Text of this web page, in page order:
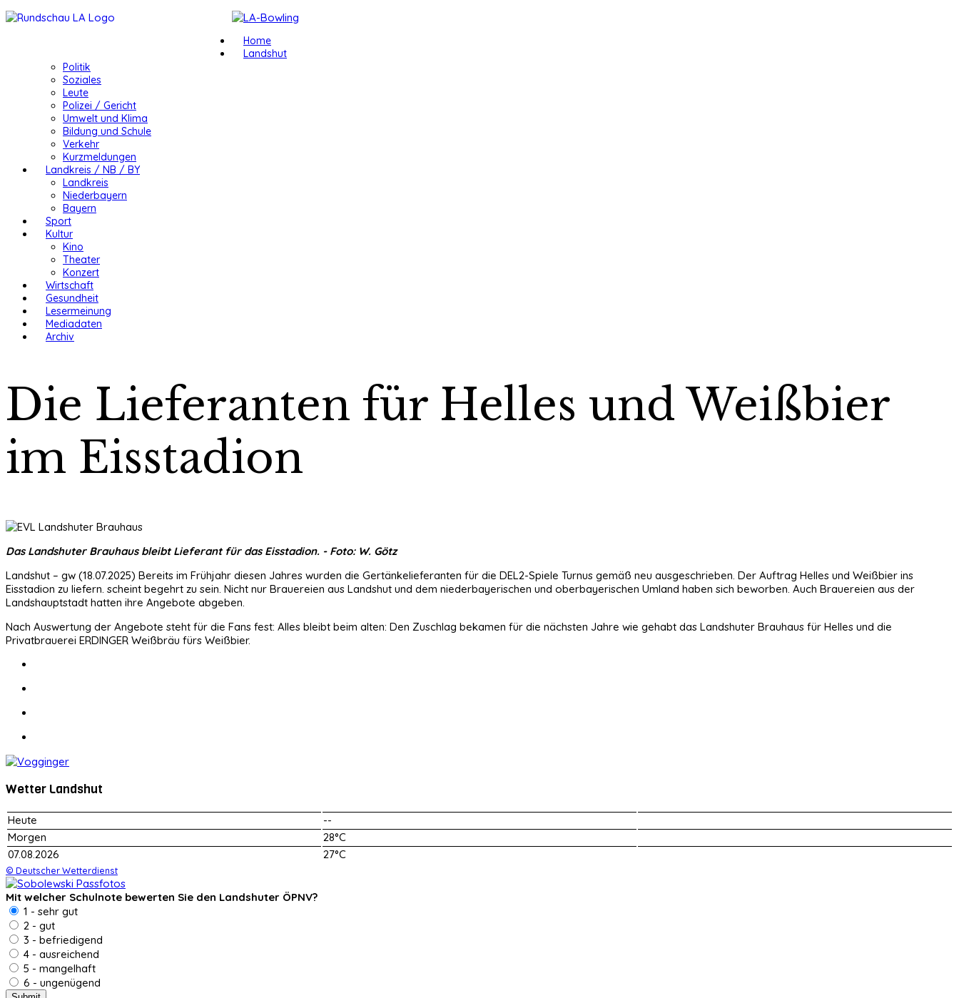
Home
Landshut
Politik
Soziales
Leute
Polizei / Gericht
Umwelt und Klima
Bildung und Schule
Verkehr
Kurzmeldungen
Landkreis / NB / BY
Landkreis
Niederbayern
Bayern
Sport
Kultur
Kino
Theater
Konzert
Wirtschaft
Gesundheit
Lesermeinung
Mediadaten
Archiv
Die Lieferanten für Helles und Weißbier
im Eisstadion
Das Landshuter Brauhaus bleibt Lieferant für das Eisstadion. - Foto: W. Götz
Landshut – gw (18.07.2025) Bereits im Frühjahr diesen Jahres wurden die Gertänkelieferanten für die DEL2-Spiele Turnus gemäß neu ausgeschrieben. Der Auftrag Helles und Weißbier ins
Eisstadion zu liefern. scheint begehrt zu sein. Nicht nur Brauereien aus Landshut und dem niederbayerischen und oberbayerischen Umland haben sich beworben. Auch Brauereien aus der
Landshauptstadt hatten ihre Angebote abgeben.
Nach Auswertung der Angebote steht für die Fans fest: Alles bleibt beim alten: Den Zuschlag bekamen für die nächsten Jahre wie gehabt das Landshuter Brauhaus für Helles und die
Privatbrauerei ERDINGER Weißbräu fürs Weißbier.
Wetter Landshut
Heute
--
Morgen
28°C
07.08.2026
27°C
© Deutscher Wetterdienst
Mit welcher Schulnote bewerten Sie den Landshuter ÖPNV?
1 - sehr gut
2 - gut
3 - befriedigend
4 - ausreichend
5 - mangelhaft
6 - ungenügend